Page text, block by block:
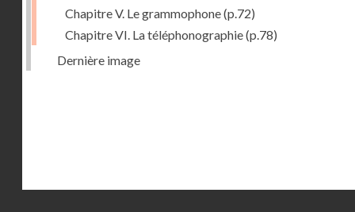
Chapitre V. Le grammophone(p.72)
Chapitre VI. La téléphonographie(p.78)
Dernière image